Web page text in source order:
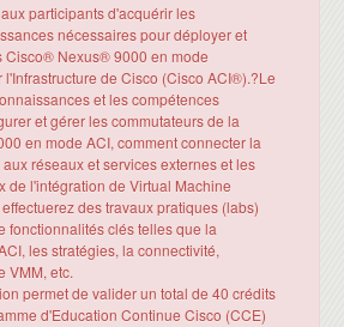
participants d'acquérir les
nécessaires pour déployer et
Cisco® Nexus® 9000 en mode
de Cisco (Cisco ACI®).?Le
et les compétences
et gérer les commutateurs de la
en mode ACI, comment connecter la
réseaux et services externes et les
de l'intégration de Virtual Machine
des travaux pratiques (labs)
fonctionnalités clés telles que la
les stratégies, la connectivité,
VMM, etc.
permet de valider un total de 40 crédits
d'Education Continue Cisco (CCE)